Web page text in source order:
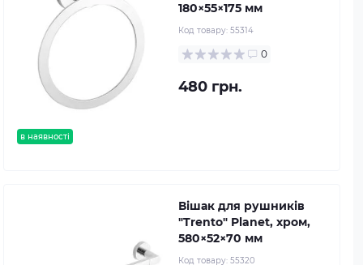
в наявності
180×55×175 мм
Код товару: 55314
0
480 грн.
Вішак для рушників
"Trento" Planet, хром,
580×52×70 мм
Код товару: 55320